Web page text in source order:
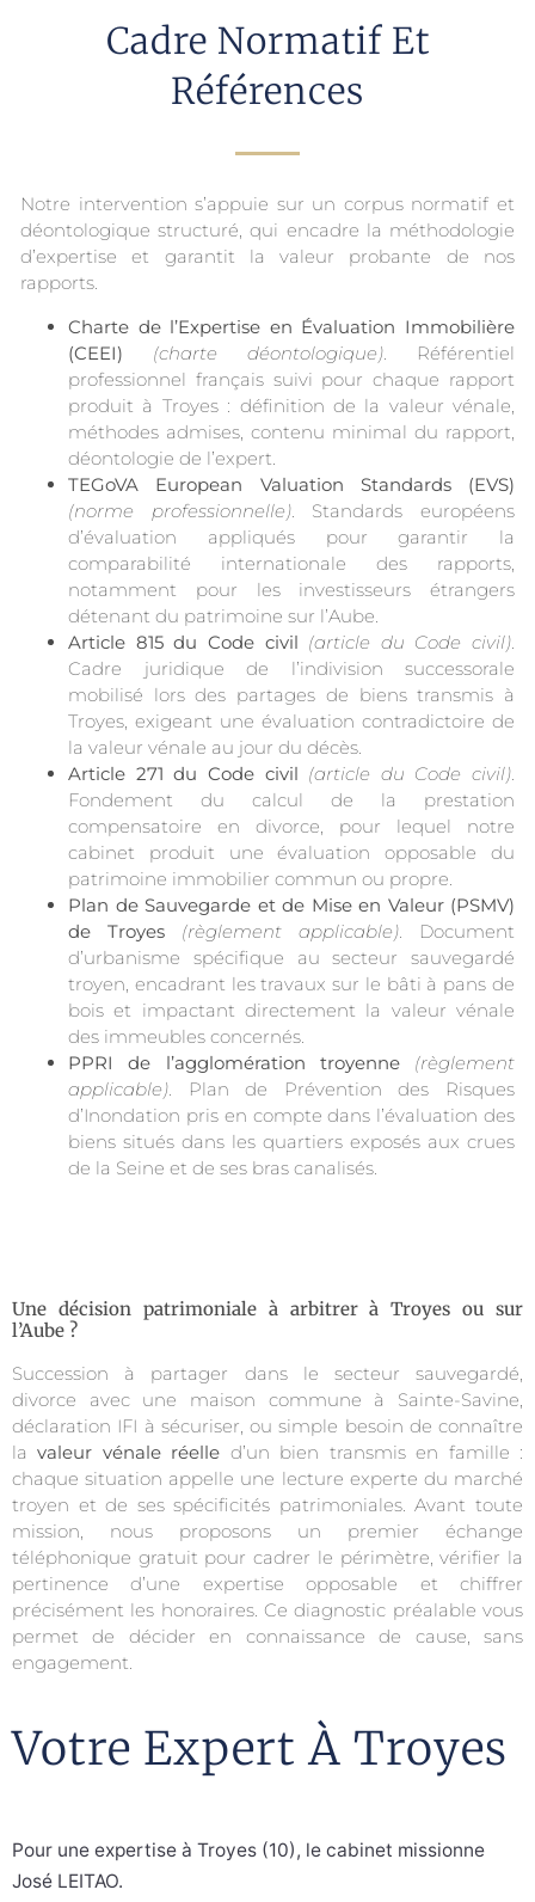
Cadre Normatif Et
Références
Notre intervention s’appuie sur un corpus normatif et
déontologique structuré, qui encadre la méthodologie
d’expertise et garantit la valeur probante de nos
rapports.
Charte de l’Expertise en Évaluation Immobilière
(CEEI)
(charte déontologique). Référentiel
professionnel français suivi pour chaque rapport
produit à Troyes : définition de la valeur vénale,
méthodes admises, contenu minimal du rapport,
déontologie de l’expert.
TEGoVA European Valuation Standards (EVS)
(norme professionnelle). Standards européens
d’évaluation appliqués pour garantir la
comparabilité internationale des rapports,
notamment pour les investisseurs étrangers
détenant du patrimoine sur l’Aube.
Article 815 du Code civil (article du Code civil).
Cadre juridique de l’indivision successorale
mobilisé lors des partages de biens transmis à
Troyes, exigeant une évaluation contradictoire de
la valeur vénale au jour du décès.
Article 271 du Code civil (article du Code civil).
Fondement du calcul de la prestation
compensatoire en divorce, pour lequel notre
cabinet produit une évaluation opposable du
patrimoine immobilier commun ou propre.
Plan de Sauvegarde et de Mise en Valeur (PSMV)
de Troyes
(règlement applicable). Document
d’urbanisme spécifique au secteur sauvegardé
troyen, encadrant les travaux sur le bâti à pans de
bois et impactant directement la valeur vénale
des immeubles concernés.
PPRI de l’agglomération troyenne
(règlement
applicable). Plan de Prévention des Risques
d’Inondation pris en compte dans l’évaluation des
biens situés dans les quartiers exposés aux crues
de la Seine et de ses bras canalisés.
Une décision patrimoniale à arbitrer à Troyes ou sur
l’Aube ?
Succession à partager dans le secteur sauvegardé,
divorce avec une maison commune à Sainte-Savine,
déclaration IFI à sécuriser, ou simple besoin de connaître
lavaleur vénale réelle d’un bien transmis en famille :
chaque situation appelle une lecture experte du marché
troyen et de ses spécificités patrimoniales. Avant toute
mission, nous proposons un premier échange
téléphonique gratuit pour cadrer le périmètre, vérifier la
pertinence d’une expertise opposable et chiffrer
précisément les honoraires. Ce diagnostic préalable vous
permet de décider en connaissance de cause, sans
engagement.
Votre Expert À Troyes
Pour une expertise à Troyes (10), le cabinet missionne
José LEITAO.